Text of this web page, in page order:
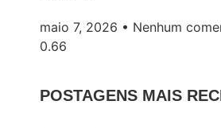
maio 7, 2026 Nenhum
POSTAGENS MAIS